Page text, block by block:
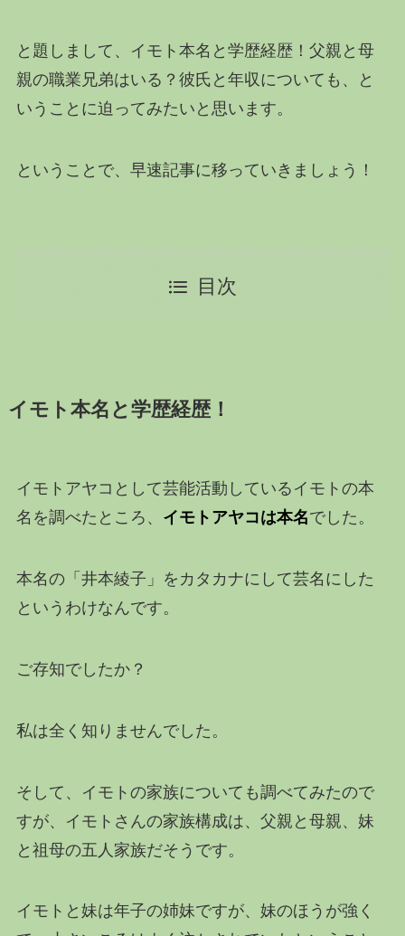
と題しまして、イモト本名と学歴経歴！父親と母
親の職業兄弟はいる？彼氏と年収についても、と
いうことに迫ってみたいと思います。
ということで、早速記事に移っていきましょう！
目次
イモト本名と学歴経歴！
イモトアヤコとして芸能活動しているイモトの本
名を調べたところ、 イモトアヤコは本名でした。
本名の「井本綾子」をカタカナにして芸名にした
というわけなんです。
ご存知でしたか？
私は全く知りませんでした。
そして、イモトの家族についても調べてみたので
すが、イモトさんの家族構成は、父親と母親、妹
と祖母の五人家族だそうです。
イモトと妹は年子の姉妹ですが、妹のほうが強く